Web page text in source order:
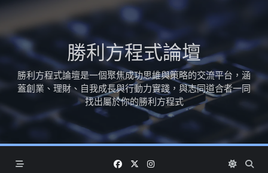
Skip
content
勝利方程式論壇
勝利方程式論壇是一個聚焦成功思維與策略的交流平台，涵
蓋創業、理財、自我成長與行動力實踐，與志同道合者一同
找出屬於你的勝利方程式